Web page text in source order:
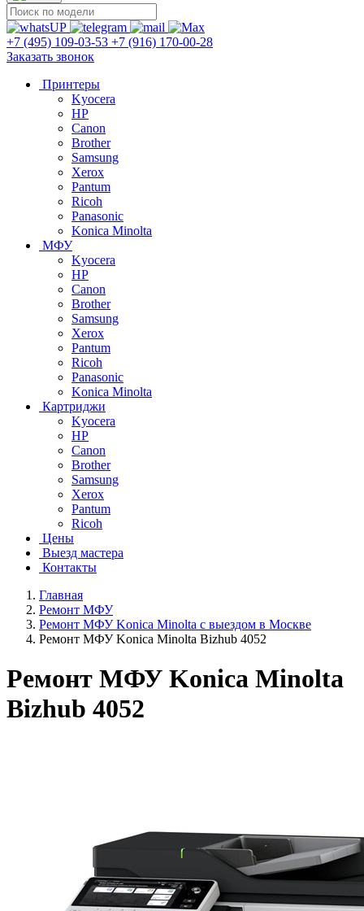
+7 (495) 109-03-53 +7 (916) 170-00-28
Заказать звонок
Принтеры
Kyocera
HP
Canon
Brother
Samsung
Xerox
Pantum
Ricoh
Panasonic
Konica Minolta
МФУ
Kyocera
HP
Canon
Brother
Samsung
Xerox
Pantum
Ricoh
Panasonic
Konica Minolta
Картриджи
Kyocera
HP
Canon
Brother
Samsung
Xerox
Pantum
Ricoh
Цены
Выезд мастера
Контакты
Главная
Ремонт МФУ
Ремонт МФУ Konica Minolta с выездом в Москве
Ремонт МФУ Konica Minolta Bizhub 4052
Ремонт МФУ Konica Minolta
Bizhub 4052